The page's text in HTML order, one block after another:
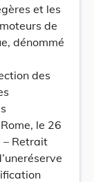
et les
de
dénommé
des
le 26
– Retrait